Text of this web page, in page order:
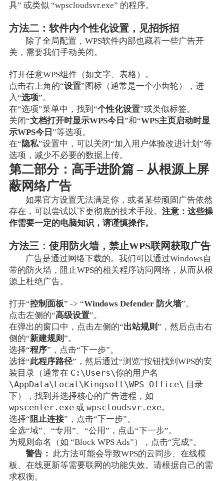
具” 或类似 “wpscloudsvr.exe” 的程序。
方法二：软件内个性化设置，见招拆招
除了全局配置，WPS软件内部也藏着一些广告开
关，需要我们手动关闭。
打开任意WPS组件（如文字、表格）。
点击右上角的“设置”图标（通常是一个小齿轮），进
入“选项”。
在“选项”菜单中，找到“个性化设置”或类似标签。
关闭“文档打开时显示WPS今日 ”和“WPS主页启动时显
示WPS今日 ”等选项。
在“隐私”设置中，可以关闭“加入用户体验改进计划”等
选项，减少不必要的数据上传。
第二部分：高手进阶篇 – 从根源上屏
蔽网络广告
如果官方设置无法满足你，或者某些顽固广告依然
存在，可以尝试以下更彻底的技术手段。 注意：这些操
作需要一定的电脑知识，请谨慎操作。
方法三：使用防火墙，禁止WPS联网获取广告
广告是通过网络下载的。我们可以通过Windows自
带的防火墙，阻止WPS的相关程序访问网络，从而从根
源上杜绝广告。
打开“控制面板” -> “Windows Defender 防火墙”。
点击左侧的“高级设置”。
在弹出的窗口中，点击左侧的“出站规则”，然后点击右
侧的“新建规则”。
选择“程序”，点击“下一步”。
选择“此程序路径”，然后通过“浏览”按钮找到WPS的安
装目录（通常在 C:\Users\你的用户名
\AppData\Local\Kingsoft\WPS Office\ 目录
下），找到并选择核心的广告进程，如
wpscenter.exe或 wpscloudsvr.exe。
选择“ 阻止连接”，点击“下一步”。
全选“域”、“专用”、“公用”，点击“下一步”。
为规则命名（如 “Block WPS Ads”），点击“完成”。
警告： 此方法可能会导致WPS的云同步、在线模
板、在线更新等需要联网的功能失效。请根据自己的需
求权衡。